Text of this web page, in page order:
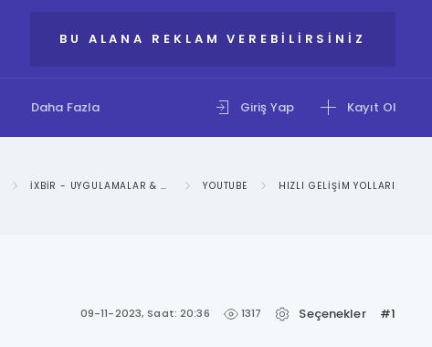
BU ALANA REKLAM VEREBILIRSINIZ
Daha Fazla Giriş Yap Kayıt Ol
IXBIR - UYGULAMALAR & SOSYAL MEDYA KATEGORISI YOUTUBE HIZLI GELIŞIM YOLLARI
09-11-2023, Saat: 20:36 1317 Seçenekler #1